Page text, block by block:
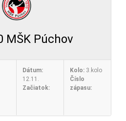
MŠK Púchov
Dátum:
12.11.
Začiatok:
Kolo:3.kolo
Číslo
zápasu: